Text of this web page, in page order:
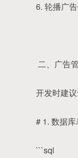
6. 轮播广
二、广告
开发时建
# 1. 数据库
```sql